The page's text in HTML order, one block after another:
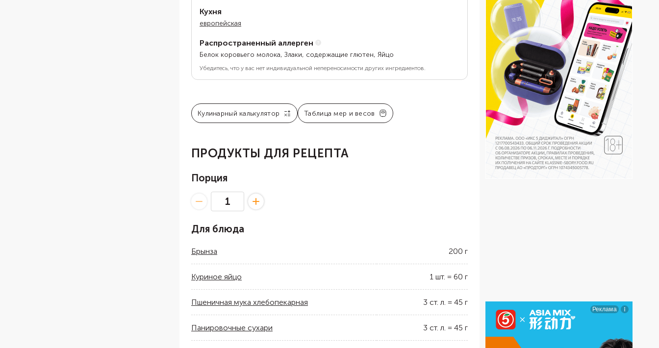
Кухня
европейская
Распространенный аллерген
Белок коровьего молока, Злаки, содержащие глютен, Яйцо
Убедитесь, что у вас нет индивидуальной непереносимости других ингредиентов.
Кулинарный калькулятор Таблица мер и весов
ПРОДУКТЫ ДЛЯ РЕЦЕПТА
Порция
Для блюда
Брынза 200 г
Куриное яйцо 1 шт. = 60 г
Пшеничная мука хлебопекарная 3 ст. л. = 45 г
Панировочные сухари 3 ст. л. = 45 г